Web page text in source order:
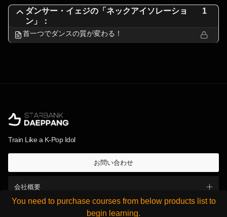
ダンサー・イェジの「ネックアイソレーショ
ン」：
1
首一つでダンスの質が変わる！
You need to purchase courses from below products list to
begin learning.
Train Like a K-Pop Idol
お問い合わせ
会社概要
English